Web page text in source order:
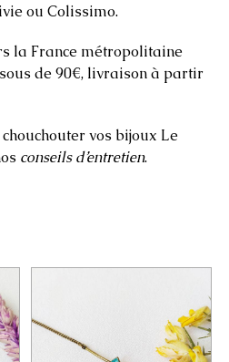
ou Colissimo.
la France métropolitaine
de 90€, livraison à partir
vos bijoux Le
conseils d’entretien.